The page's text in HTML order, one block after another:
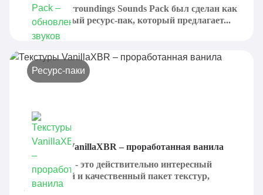
DynamicSurroundings Sounds Pack был сделан как
качественный ресурс-пак, который предлагает...
Ресурс-паки
Текстуры VanillaXBR – проработанная ванила
VanillaXBR - это действительно интересный
интересный и качественный пакет текстур,
который...